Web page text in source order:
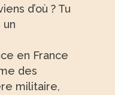
d’où ? Tu
un
en France
des
militaire,